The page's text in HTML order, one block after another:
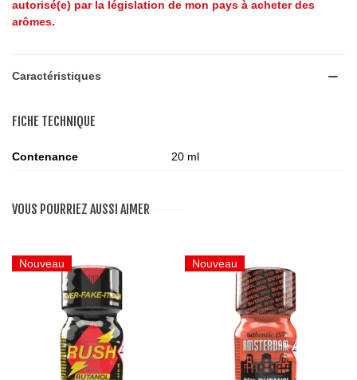
autorisé(e) par la législation de mon pays à acheter des
arômes.
Caractéristiques
FICHE TECHNIQUE
Contenance 20 ml
VOUS POURRIEZ AUSSI AIMER
Nouveau Nouveau